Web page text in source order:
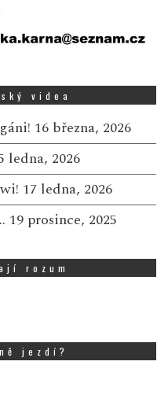
videa
16 března, 2026
ledna, 2026
17 ledna, 2026
19 prosince, 2025
rozum
jezdí?